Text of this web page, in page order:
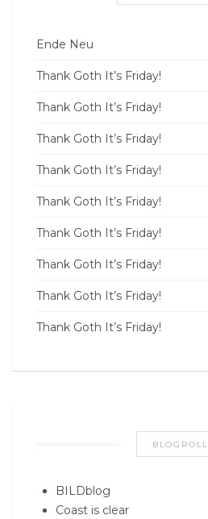
Ende Neu
Thank Goth It’s Friday!
Thank Goth It’s Friday!
Thank Goth It’s Friday!
Thank Goth It’s Friday!
Thank Goth It’s Friday!
Thank Goth It’s Friday!
Thank Goth It’s Friday!
Thank Goth It’s Friday!
Thank Goth It’s Friday!
BLOGROLL
BILDblog
Coast is clear